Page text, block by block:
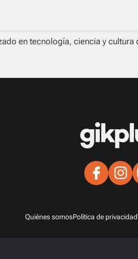
en tecnología, ciencia y
Quiénes somosPolítica de privacidad